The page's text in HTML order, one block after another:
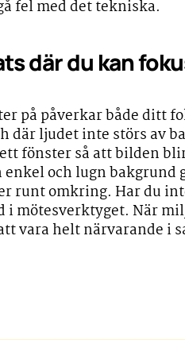
fel med det tekniska.
där du kan
på påverkar både ditt
där ljudet inte störs av
fönster så att bilden
enkel och lugn
runt omkring. Har du
i mötesverktyget. När
vara helt närvarande i